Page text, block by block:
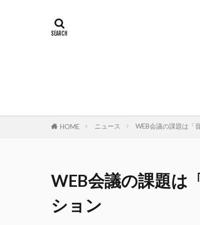
HOME ニュース WEB会議の課題は「
WEB会議の課題は
ション